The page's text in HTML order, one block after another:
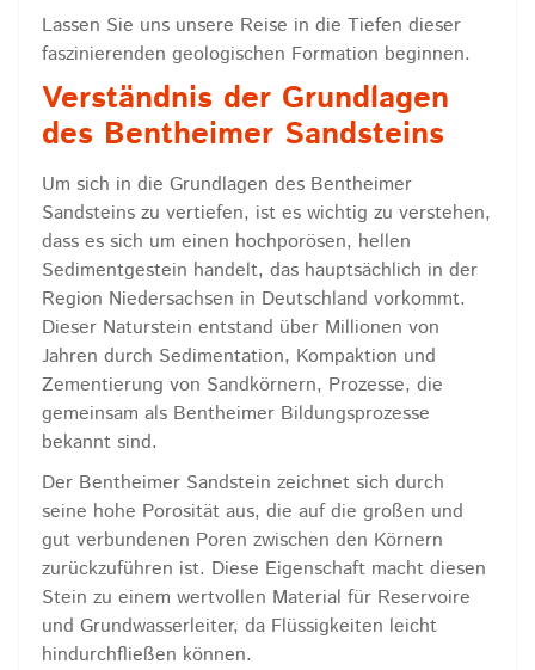
Lassen Sie uns unsere Reise in die Tiefen dieser
faszinierenden geologischen Formation beginnen.
Verständnis der Grundlagen
des Bentheimer Sandsteins
Um sich in die Grundlagen des Bentheimer
Sandsteins zu vertiefen, ist es wichtig zu verstehen,
dass es sich um einen hochporösen, hellen
Sedimentgestein handelt, das hauptsächlich in der
Region Niedersachsen in Deutschland vorkommt.
Dieser Naturstein entstand über Millionen von
Jahren durch Sedimentation, Kompaktion und
Zementierung von Sandkörnern, Prozesse, die
gemeinsam als Bentheimer Bildungsprozesse
bekannt sind.
Der Bentheimer Sandstein zeichnet sich durch
seine hohe Porosität aus, die auf die großen und
gut verbundenen Poren zwischen den Körnern
zurückzuführen ist. Diese Eigenschaft macht diesen
Stein zu einem wertvollen Material für Reservoire
und Grundwasserleiter, da Flüssigkeiten leicht
hindurchfließen können.